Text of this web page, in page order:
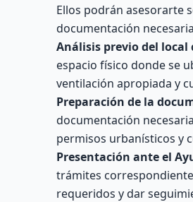
Ellos podrán asesorarte
documentación
Análisis previo del local
espacio físico donde se
ventilación apropiada y
Preparación de la
documentación
permisos urbanísticos y
Presentación ante el
trámites
requeridos y dar